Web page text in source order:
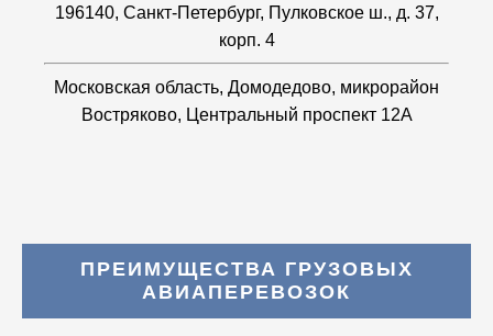
196140, Санкт-Петербург, Пулковское ш., д. 37,
корп. 4
Московская область, Домодедово, микрорайон
Востряково, Центральный проспект 12А
ПРЕИМУЩЕСТВА ГРУЗОВЫХ
АВИАПЕРЕВОЗОК